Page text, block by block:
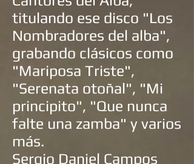
titulando ese disco "Los
Nombradores del alba",
grabando clásicos como
"Mariposa Triste",
"Serenata otoñal", "Mi
principito", "Que nunca
falte una zamba" y varios
más.
Sergio Daniel Campos